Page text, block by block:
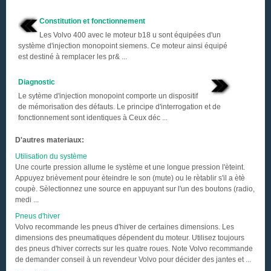
Constitution et fonctionnement
Les Volvo 400 avec le moteur b18 u sont équipées d'un
système d'injection monopoint siemens. Ce moteur ainsi équipé
est destiné à remplacer les pr& ...
Diagnostic
Le sytème d'injection monopoint comporte un dispositif
de mémorisation des défauts. Le principe d'interrogation et de
fonctionnement sont identiques à Ceux déc ...
D'autres materiaux:
Utilisation du système
Une courte pression allume le système et une longue pression l'èteint.
Appuyez brièvement pour èteindre le son (mute) ou le rètablir s'il a ètè
coupè. Sèlectionnez une source en appuyant sur l'un des boutons (radio,
medi ...
Pneus d'hiver
Volvo recommande les pneus d'hiver de certaines dimensions. Les
dimensions des pneumatiques dépendent du moteur. Utilisez toujours
des pneus d'hiver corrects sur les quatre roues. Note Volvo recommande
de demander conseil à un revendeur Volvo pour décider des jantes et ...